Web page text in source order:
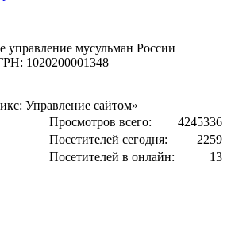
управление мусульман России
1020200001348
Управление сайтом»
Просмотров всего:
4245336
Посетителей сегодня:
2259
Посетителей в онлайн:
13